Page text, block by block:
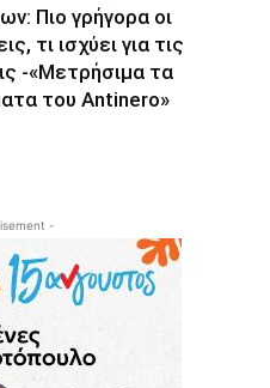
Πιο γρήγορα οι
τι ισχύει για τις
-«Μετρήσιμα τα
του Αntinero»
-